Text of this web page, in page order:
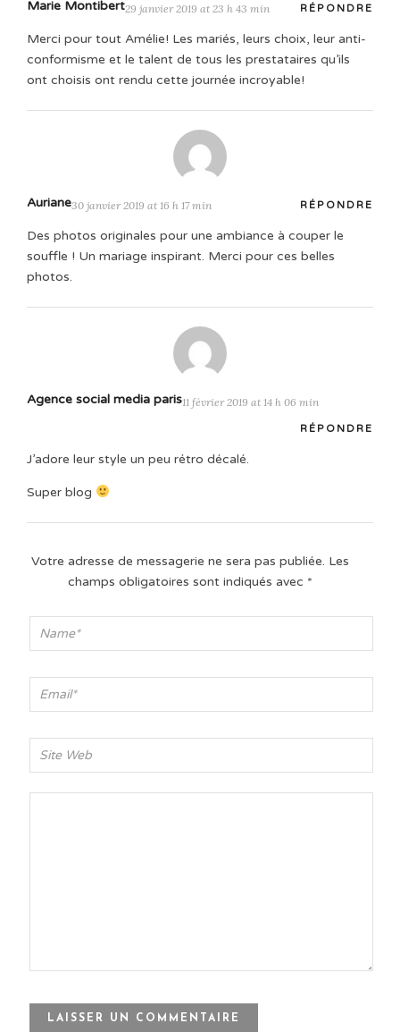
Marie Montibert29 janvier 2019 at 23 h 43 min RÉPONDRE
Merci pour tout Amélie! Les mariés, leurs choix, leur anti-
conformisme et le talent de tous les prestataires qu’ils
ont choisis ont rendu cette journée incroyable!
Auriane30 janvier 2019 at 16 h 17 min RÉPONDRE
Des photos originales pour une ambiance à couper le
souffle ! Un mariage inspirant. Merci pour ces belles
photos.
Agence social media paris11 février 2019 at 14 h 06 min
RÉPONDRE
J’adore leur style un peu rétro décalé.
Super blog
Votre adresse de messagerie ne sera pas publiée. Les
champs obligatoires sont indiqués avec *